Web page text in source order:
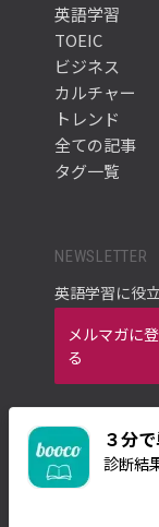
３分
診断結
英語学習
TOEIC
ビジネス
カルチャー
トレンド
全ての記事
タグ一覧
NEWSLETTER
英語学習に役
メルマガに
る
ご利用規約